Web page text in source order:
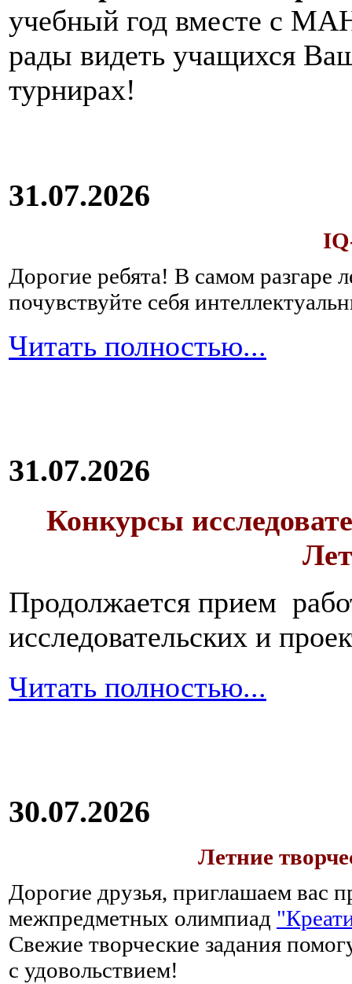
учебный год вместе с
рады видеть учащихся
турнирах!
31.07.2026
Дорогие ребята! В самом разгаре
почувствуйте себя
Читать полностью...
31.07.2026
Конкурсы
Продолжается прием
исследовательских и
Читать полностью...
30.07.2026
Летние
Дорогие друзья, приглашаем вас
межпредметных олимпиад
Свежие творческие задания
с удовольствием!